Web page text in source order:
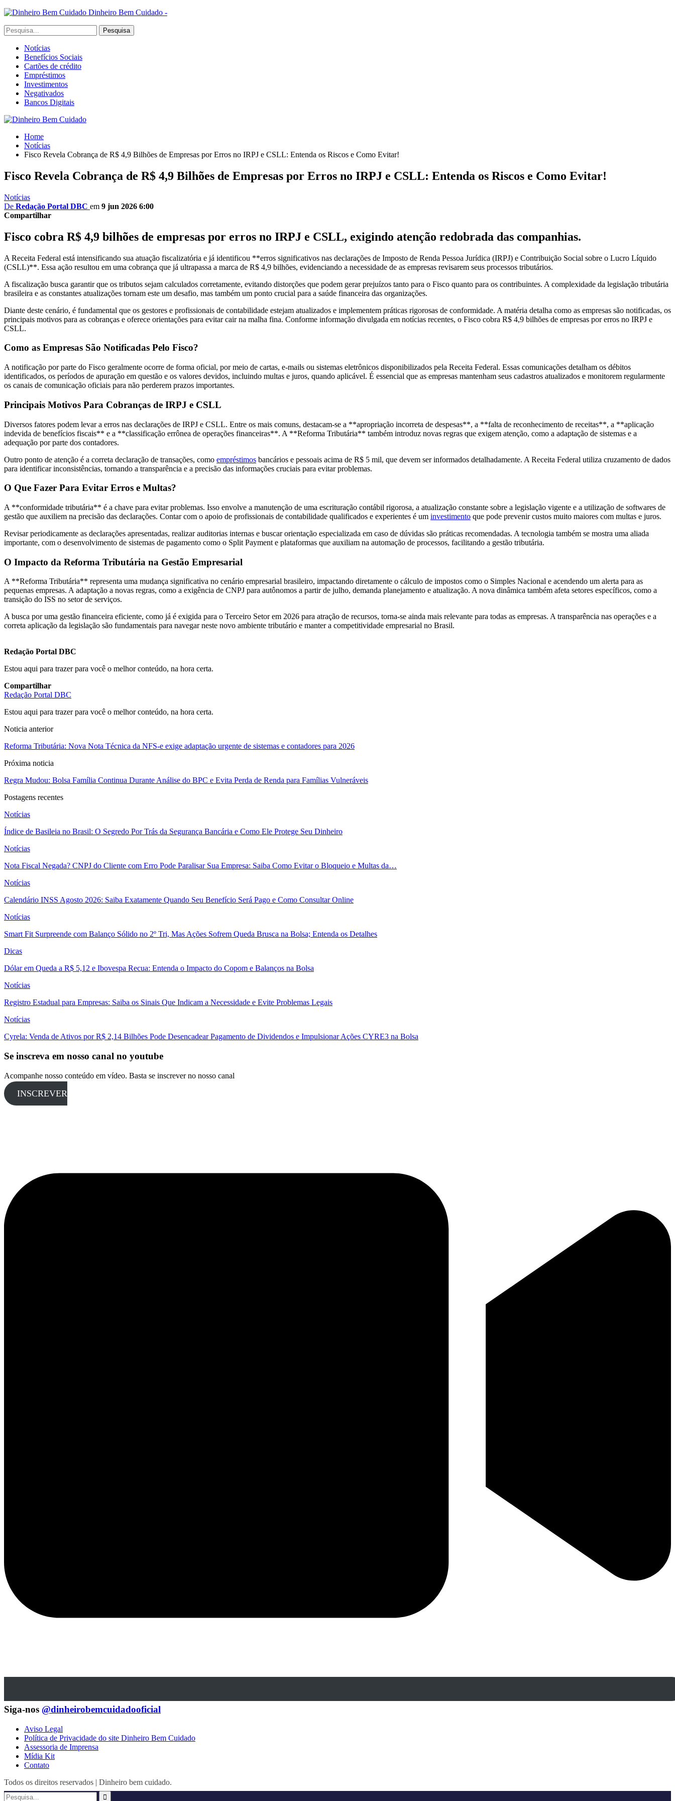
Dinheiro Bem Cuidado -
Notícias
Benefícios Sociais
Cartões de crédito
Empréstimos
Investimentos
Negativados
Bancos Digitais
Home
Notícias
Fisco Revela Cobrança de R$ 4,9 Bilhões de Empresas por Erros no IRPJ e CSLL: Entenda os Riscos e Como Evitar!
Fisco Revela Cobrança de R$ 4,9 Bilhões de Empresas por Erros no IRPJ e CSLL: Entenda os Riscos e Como Evitar!
Notícias
De Redação Portal DBC em 9 jun 2026 6:00
Compartilhar
Fisco cobra R$ 4,9 bilhões de empresas por erros no IRPJ e CSLL, exigindo atenção redobrada das companhias.
A Receita Federal está intensificando sua atuação fiscalizatória e já identificou **erros significativos nas declarações de Imposto de Renda Pessoa Jurídica (IRPJ) e Contribuição Social sobre o Lucro Líquido
(CSLL)**. Essa ação resultou em uma cobrança que já ultrapassa a marca de R$ 4,9 bilhões, evidenciando a necessidade de as empresas revisarem seus processos tributários.
A fiscalização busca garantir que os tributos sejam calculados corretamente, evitando distorções que podem gerar prejuízos tanto para o Fisco quanto para os contribuintes. A complexidade da legislação tributária
brasileira e as constantes atualizações tornam este um desafio, mas também um ponto crucial para a saúde financeira das organizações.
Diante deste cenário, é fundamental que os gestores e profissionais de contabilidade estejam atualizados e implementem práticas rigorosas de conformidade. A matéria detalha como as empresas são notificadas, os
principais motivos para as cobranças e oferece orientações para evitar cair na malha fina. Conforme informação divulgada em notícias recentes, o Fisco cobra R$ 4,9 bilhões de empresas por erros no IRPJ e
CSLL.
Como as Empresas São Notificadas Pelo Fisco?
A notificação por parte do Fisco geralmente ocorre de forma oficial, por meio de cartas, e-mails ou sistemas eletrônicos disponibilizados pela Receita Federal. Essas comunicações detalham os débitos
identificados, os períodos de apuração em questão e os valores devidos, incluindo multas e juros, quando aplicável. É essencial que as empresas mantenham seus cadastros atualizados e monitorem regularmente
os canais de comunicação oficiais para não perderem prazos importantes.
Principais Motivos Para Cobranças de IRPJ e CSLL
Diversos fatores podem levar a erros nas declarações de IRPJ e CSLL. Entre os mais comuns, destacam-se a **apropriação incorreta de despesas**, a **falta de reconhecimento de receitas**, a **aplicação
indevida de benefícios fiscais** e a **classificação errônea de operações financeiras**. A **Reforma Tributária** também introduz novas regras que exigem atenção, como a adaptação de sistemas e a
adequação por parte dos contadores.
Outro ponto de atenção é a correta declaração de transações, como empréstimos bancários e pessoais acima de R$ 5 mil, que devem ser informados detalhadamente. A Receita Federal utiliza cruzamento de dados
para identificar inconsistências, tornando a transparência e a precisão das informações cruciais para evitar problemas.
O Que Fazer Para Evitar Erros e Multas?
A **conformidade tributária** é a chave para evitar problemas. Isso envolve a manutenção de uma escrituração contábil rigorosa, a atualização constante sobre a legislação vigente e a utilização de softwares de
gestão que auxiliem na precisão das declarações. Contar com o apoio de profissionais de contabilidade qualificados e experientes é um investimento que pode prevenir custos muito maiores com multas e juros.
Revisar periodicamente as declarações apresentadas, realizar auditorias internas e buscar orientação especializada em caso de dúvidas são práticas recomendadas. A tecnologia também se mostra uma aliada
importante, com o desenvolvimento de sistemas de pagamento como o Split Payment e plataformas que auxiliam na automação de processos, facilitando a gestão tributária.
O Impacto da Reforma Tributária na Gestão Empresarial
A **Reforma Tributária** representa uma mudança significativa no cenário empresarial brasileiro, impactando diretamente o cálculo de impostos como o Simples Nacional e acendendo um alerta para as
pequenas empresas. A adaptação a novas regras, como a exigência de CNPJ para autônomos a partir de julho, demanda planejamento e atualização. A nova dinâmica também afeta setores específicos, como a
transição do ISS no setor de serviços.
A busca por uma gestão financeira eficiente, como já é exigida para o Terceiro Setor em 2026 para atração de recursos, torna-se ainda mais relevante para todas as empresas. A transparência nas operações e a
correta aplicação da legislação são fundamentais para navegar neste novo ambiente tributário e manter a competitividade empresarial no Brasil.
Redação Portal DBC
Estou aqui para trazer para você o melhor conteúdo, na hora certa.
Compartilhar
Redação Portal DBC
Estou aqui para trazer para você o melhor conteúdo, na hora certa.
Noticia anterior
Reforma Tributária: Nova Nota Técnica da NFS-e exige adaptação urgente de sistemas e contadores para 2026
Próxima noticia
Regra Mudou: Bolsa Família Continua Durante Análise do BPC e Evita Perda de Renda para Famílias Vulneráveis
Postagens recentes
Notícias
Índice de Basileia no Brasil: O Segredo Por Trás da Segurança Bancária e Como Ele Protege Seu Dinheiro
Notícias
Nota Fiscal Negada? CNPJ do Cliente com Erro Pode Paralisar Sua Empresa: Saiba Como Evitar o Bloqueio e Multas da…
Notícias
Calendário INSS Agosto 2026: Saiba Exatamente Quando Seu Benefício Será Pago e Como Consultar Online
Notícias
Smart Fit Surpreende com Balanço Sólido no 2º Tri, Mas Ações Sofrem Queda Brusca na Bolsa; Entenda os Detalhes
Dicas
Dólar em Queda a R$ 5,12 e Ibovespa Recua: Entenda o Impacto do Copom e Balanços na Bolsa
Notícias
Registro Estadual para Empresas: Saiba os Sinais Que Indicam a Necessidade e Evite Problemas Legais
Notícias
Cyrela: Venda de Ativos por R$ 2,14 Bilhões Pode Desencadear Pagamento de Dividendos e Impulsionar Ações CYRE3 na Bolsa
Se inscreva em nosso canal no youtube
Acompanhe nosso conteúdo em vídeo. Basta se inscrever no nosso canal
INSCREVER
Siga-nos @dinheirobemcuidadooficial
Aviso Legal
Política de Privacidade do site Dinheiro Bem Cuidado
Assessoria de Imprensa
Mídia Kit
Contato
Todos os direitos reservados | Dinheiro bem cuidado.